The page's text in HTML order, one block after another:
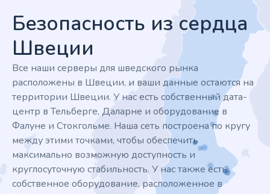
Безопасность из сердца
Швеции
Все наши серверы для шведского рынка
расположены в Швеции, и ваши данные остаются на
территории Швеции. У нас есть собственный дата-
центр в Тельберге, Даларне и оборудование в
Фалуне и Стокгольме. Наша сеть построена по кругу
между этими точками, чтобы обеспечить
максимально возможную доступность и
круглосуточную стабильность. У нас также есть
собственное оборудование, расположенное в